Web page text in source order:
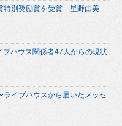
特別奨励賞を受賞「星野由美
ハウス関係者47人からの現状
ライブハウスから届いたメッセ